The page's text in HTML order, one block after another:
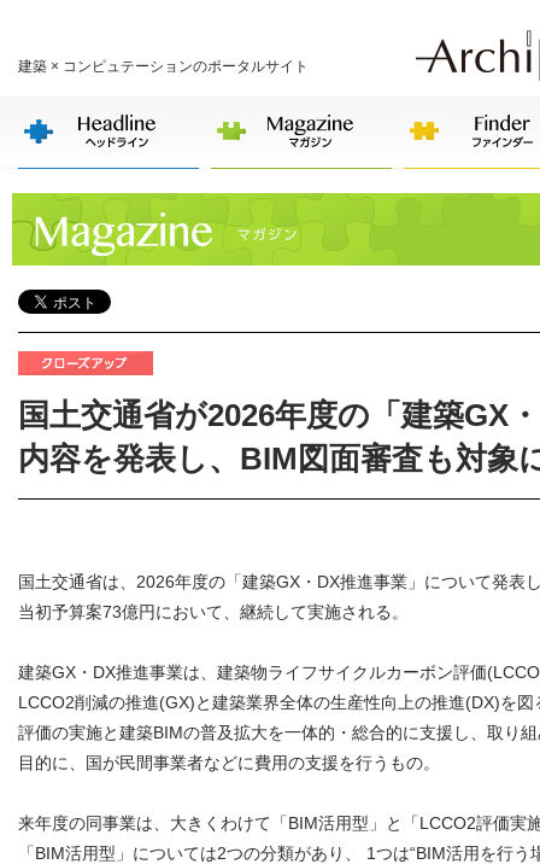
建築 × コンピュテーションのポータルサイト
国土交通省が2026年度の「建築GX
内容を発表し、BIM図面審査も対象
国土交通省は、2026年度の「建築GX・DX推進事業」について発表
当初予算案73億円において、継続して実施される。
建築GX・DX推進事業は、建築物ライフサイクルカーボン評価
LCCO2削減の推進(GX)と建築業界全体の生産性向上の推進(DX)を図
評価の実施と建築BIMの普及拡大を一体的・総合的に支援し、取り
目的に、国が民間事業者などに費用の支援を行うもの。
来年度の同事業は、大きくわけて「BIM活用型」と「LCCO2評価実
「BIM活用型」については2つの分類があり、 1つは“BIM活用を行う